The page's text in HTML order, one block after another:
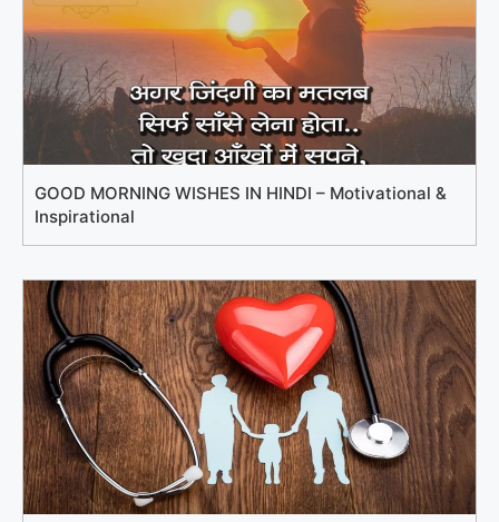
GOOD MORNING WISHES IN HINDI – Motivational &
Inspirational